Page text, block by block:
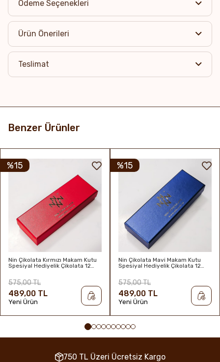
Ödeme Seçenekleri
Ürün Önerileri
Teslimat
Benzer Ürünler
Nin Çikolata Kırmızı Makam Kutu
Spesiyal Hediyelik Çikolata 12
489,00 TL
575,00 TL
Yeni Ürün
%15
Nin Çikolata Mavi Makam Kutu
Spesiyal Hediyelik Çikolata 12
489,00 TL
575,00 TL
Yeni Ürün
%15
750 TL Üzeri Ücretsiz Kargo